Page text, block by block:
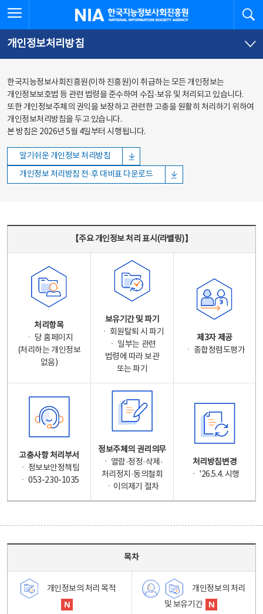
바로가기
바로가기
한국지능정보사회진흥원
개인정보처리방침
한국지능정보사회진흥원(이하 진흥원)이 취급하는 모든 개인정보는
개인정보보호법 등 관련 법령을 준수하여 수집·보유 및 처리되고 있습니다.
또한 개인정보주체의 권익을 보장하고 관련한 고충을 원활히 처리하기 위하여
개인정보처리방침을 두고 있습니다.
본 방침은 2026년 5월 4일부터 시행됩니다.
알기쉬운 개인정보 처리방침
개인정보 처리방침 전·후 대비표 다운로드
【주요 개인정보 처리 표시(라벨링)】
처리항목
ㆍ 당 홈페이지
(처리하는 개인정보
없음)
보유기간 및 파기
ㆍ 회원탈퇴 시 파기
ㆍ 일부는 관련
법령에 따라 보관
또는 파기
제3자 제공
ㆍ 종합청렴도평가
고충사항 처리부서
ㆍ 정보보안정책팀
ㆍ 053-230-1035
정보주체의 권리의무
ㆍ 열람·정정·삭제·
처리정지·동의철회
ㆍ이의제기 절차
처리방침변경
ㆍ '26.5.4. 시행
목차
개인정보의 처리 목적
개인정보의 처리
및 보유기간